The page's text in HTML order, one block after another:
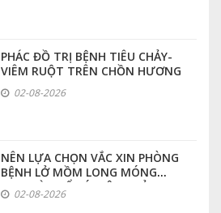
PHÁC ĐỒ TRỊ BỆNH TIÊU CHẢY-
VIÊM RUỘT TRÊN CHỒN HƯƠNG
02-08-2026
NÊN LỰA CHỌN VẮC XIN PHÒNG
BỆNH LỞ MỒM LONG MÓNG
LOẠI NÀO ĐỂ CÓ HIỆU QUẢ CAO
NHẤT
02-08-2026